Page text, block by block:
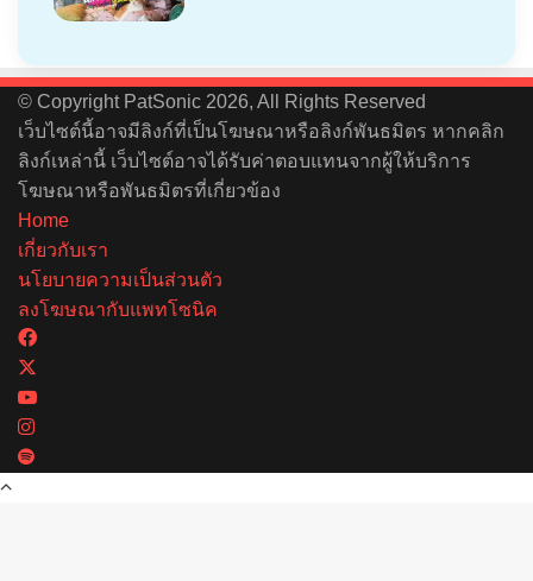
© Copyright PatSonic 2026, All Rights Reserved
เว็บไซต์นี้อาจมีลิงก์ที่เป็นโฆษณาหรือลิงก์พันธมิตร หากคลิก
ลิงก์เหล่านี้ เว็บไซต์อาจได้รับค่าตอบแทนจากผู้ให้บริการ
โฆษณาหรือพันธมิตรที่เกี่ยวข้อง
Home
เกี่ยวกับเรา
นโยบายความเป็นส่วนตัว
ลงโฆษณากับแพทโซนิค